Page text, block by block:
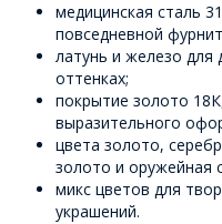
медицинская сталь
повседневной
латунь и железо для
оттенках;
покрытие золото
выразительного
цвета золото,
золото и оружейная
микс цветов для
украшений.